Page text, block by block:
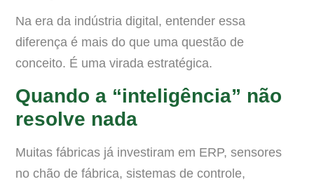
Na era da indústria digital, entender essa
diferença é mais do que uma questão de
conceito. É uma virada estratégica.
Quando a “inteligência” não
resolve nada
Muitas fábricas já investiram em ERP, sensores
no chão de fábrica, sistemas de controle,